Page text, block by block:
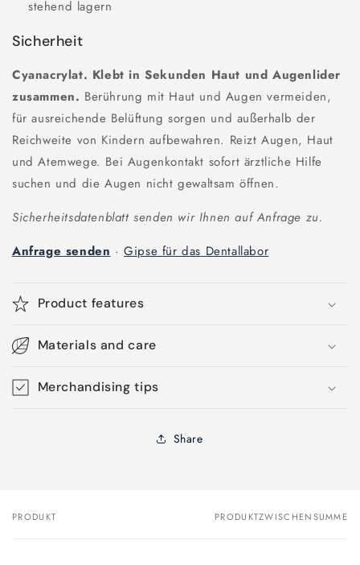
stehend lagern
Sicherheit
Cyanacrylat. Klebt in Sekunden Haut und Augenlider
zusammen. Berührung mit Haut und Augen vermeiden,
für ausreichende Belüftung sorgen und außerhalb der
Reichweite von Kindern aufbewahren. Reizt Augen, Haut
und Atemwege. Bei Augenkontakt sofort ärztliche Hilfe
suchen und die Augen nicht gewaltsam öffnen.
Sicherheitsdatenblatt senden wir Ihnen auf Anfrage zu.
Anfrage senden ·Gipse für das Dentallabor
Product features
Materials and care
Merchandising tips
Share
Dein
PRODUKT PRODUKTZWISCHENSUMME